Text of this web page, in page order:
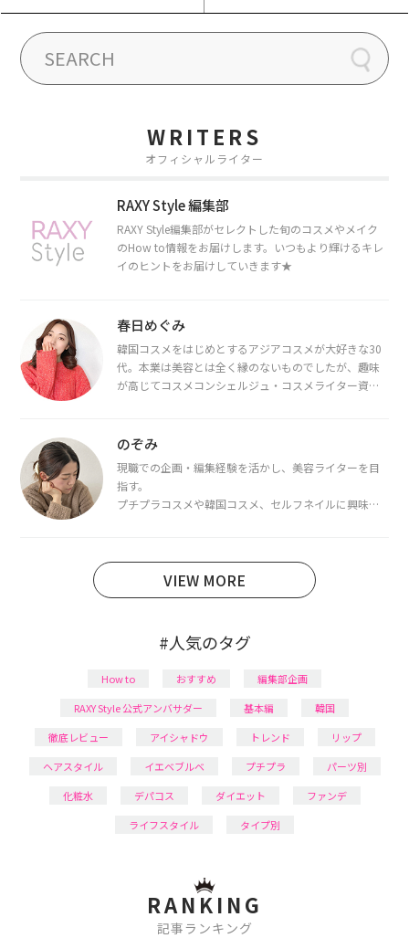
WRITERS
オフィシャルライター
RAXY Style 編集部
RAXY Style編集部がセレクトした旬のコスメやメイク
のHow to情報をお届けします。いつもより輝けるキレ
イのヒントをお届けしていきます★
春日めぐみ
韓国コスメをはじめとするアジアコスメが大好きな30
代。本業は美容とは全く縁のないものでしたが、趣味
が高じてコスメコンシェルジュ・コスメライター資格
断・骨格診断によるイメージコンサルティングも行っ
のぞみ
現職での企画・編集経験を活かし、美容ライターを目
指す。
プチプラコスメや韓国コスメ、セルフネイルに興味が
日本化粧品検定1級保有。
VIEW MORE
#人気のタグ
How to おすすめ
編集部企画
RAXY Style 公式アンバサダー
基本編
韓国
徹底レビュー
アイシャドウ トレンド
リップ
ヘアスタイル
イエベブルベ プチプラ
パーツ別
化粧水
デパコス ダイエット
ファンデ
ライフスタイル
タイプ別
RANKING
記事ランキング